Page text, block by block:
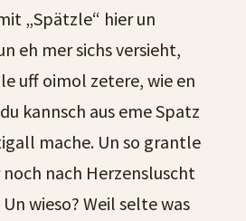
„Spätzle“ hier un
eh mer sichs versieht,
uff oimol zetere, wie en
kannsch aus eme Spatz
mache. Un so grantle
nach Herzensluscht
wieso? Weil selte was